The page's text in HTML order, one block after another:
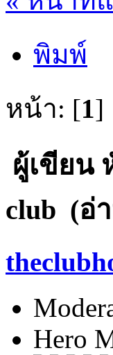
พิมพ์
หน้า: [1]
ผู้เขียน
club (อ่
Hero